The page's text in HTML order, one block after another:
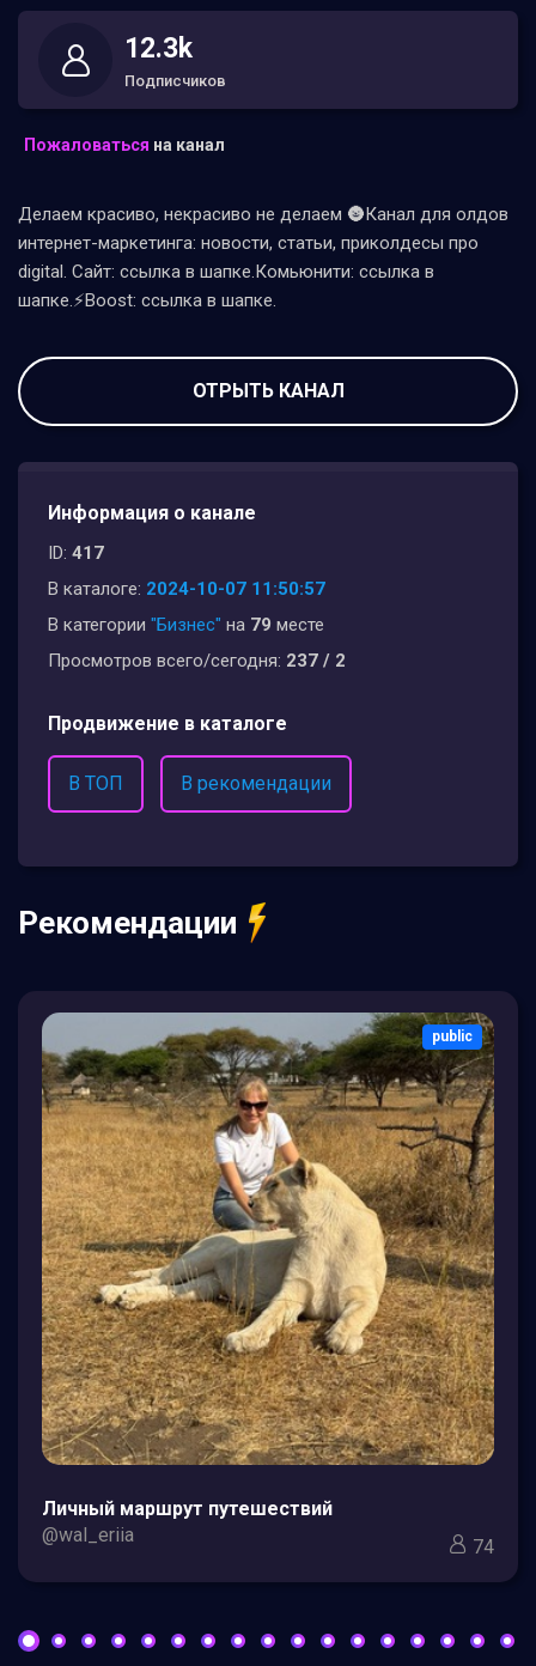
12.3k
Подписчиков
Пожаловаться на канал
Делаем красиво, некрасиво не делаем 🌚Канал для олдов
интернет-маркетинга: новости, статьи, приколдесы про
digital. Сайт: ссылка в шапке.Комьюнити: ссылка в
шапке.⚡️Boost: ссылка в шапке.
ОТРЫТЬ КАНАЛ
Информация о канале
ID: 417
В каталоге: 2024-10-07 11:50:57
В категории "Бизнес" на 79 месте
Просмотров всего/сегодня: 237 / 2
Продвижение в каталоге
В ТОП В рекомендации
Рекомендации
public
Личный маршрут путешествий
@wal_eriia
74